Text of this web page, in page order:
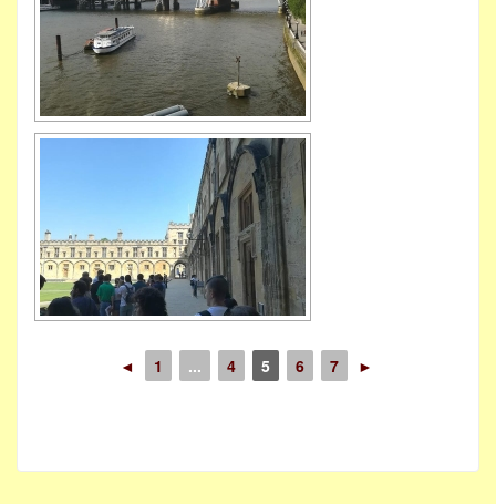
◄ 1 ... 4 5 6 7 ►